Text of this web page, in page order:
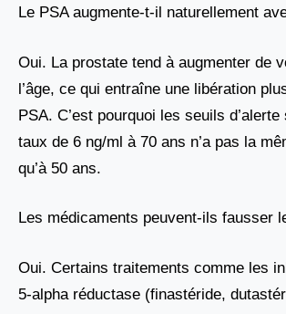
Le PSA augmente-t-il naturellement
Oui. La prostate tend à augmenter de
l’âge, ce qui entraîne une libération
PSA. C’est pourquoi les seuils d’alerte
taux de 6 ng/ml à 70 ans n’a pas la
qu’à 50 ans.
Les médicaments peuvent-ils fausser
Oui. Certains traitements comme les
5-alpha réductase (finastéride,